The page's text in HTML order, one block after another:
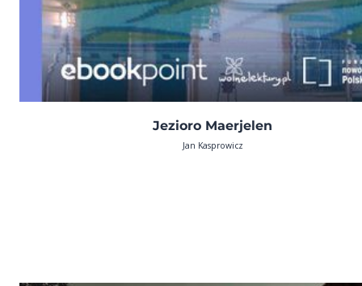
Jezioro Maerjelen
Jan Kasprowicz